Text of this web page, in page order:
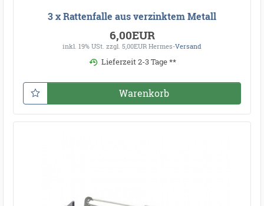
3 x Rattenfalle aus verzinktem Metall
6,00EUR
inkl. 19% USt. zzgl. 5,00EUR Hermes-Versand
Lieferzeit 2-3 Tage **
Warenkorb